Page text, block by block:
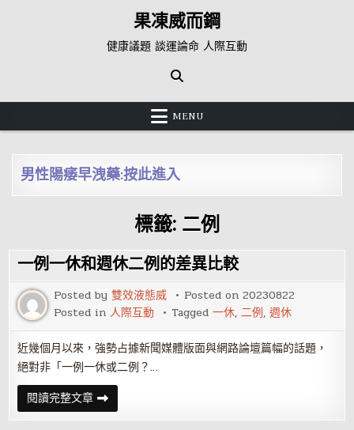
果凍威而鋼
健康議題 談運論命 人際互動
MENU
男性陽痿早洩藥:按此進入
標籤: 二例
一例一休和週休二例的差異比較
Posted by雙效液態威 Posted on20230822
Posted in人際互動 Tagged一休,二例,週休
近幾個月以來，強勢占據新聞媒體版面與網路論壇篇幅的話題，
絕對非「一例一休或二例？…
閱讀完整文章一
例
一